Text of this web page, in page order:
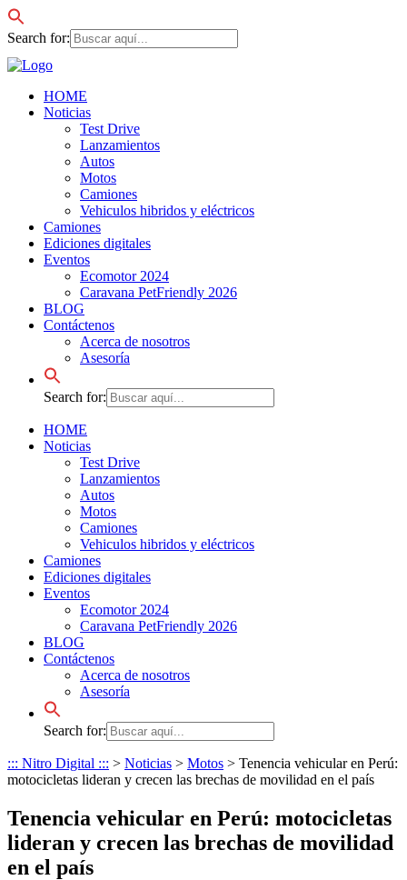
Search for:
HOME
Noticias
Test Drive
Lanzamientos
Autos
Motos
Camiones
Vehiculos hibridos y eléctricos
Camiones
Ediciones digitales
Eventos
Ecomotor 2024
Caravana PetFriendly 2026
BLOG
Contáctenos
Acerca de nosotros
Asesoría
Search for:
HOME
Noticias
Test Drive
Lanzamientos
Autos
Motos
Camiones
Vehiculos hibridos y eléctricos
Camiones
Ediciones digitales
Eventos
Ecomotor 2024
Caravana PetFriendly 2026
BLOG
Contáctenos
Acerca de nosotros
Asesoría
Search for:
::: Nitro Digital ::: > Noticias > Motos > Tenencia vehicular en Perú:
motocicletas lideran y crecen las brechas de movilidad en el país
Tenencia vehicular en Perú: motocicletas
lideran y crecen las brechas de movilidad
en el país